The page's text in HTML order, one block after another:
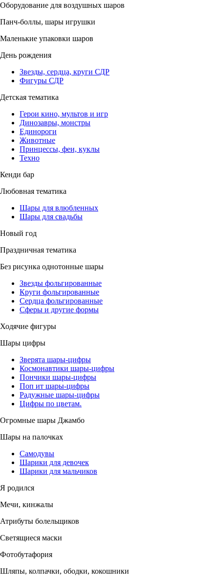
Оборудование для воздушных шаров
Панч-боллы, шары игрушки
Маленькие упаковки шаров
День рождения
Звезды, сердца, круги СДР
Фигуры СДР
Детская тематика
Герои кино, мультов и игр
Динозавры, монстры
Единороги
Животные
Принцессы, феи, куклы
Техно
Кенди бар
Любовная тематика
Шары для влюбленных
Шары для свадьбы
Новый год
Праздничная тематика
Без рисунка однотонные шары
Звезды фольгированные
Круги фольгированные
Сердца фольгированные
Сферы и другие формы
Ходячие фигуры
Шары цифры
Зверята шары-цифры
Космонавтики шары-цифры
Пончики шары-цифры
Поп ит шары-цифры
Радужные шары-цифры
Цифры по цветам.
Огромные шары Джамбо
Шары на палочках
Самодувы
Шарики для девочек
Шарики для мальчиков
Я родился
Мечи, кинжалы
Атрибуты болельщиков
Светящиеся маски
Фотобутафория
Шляпы, колпачки, ободки, кокошники